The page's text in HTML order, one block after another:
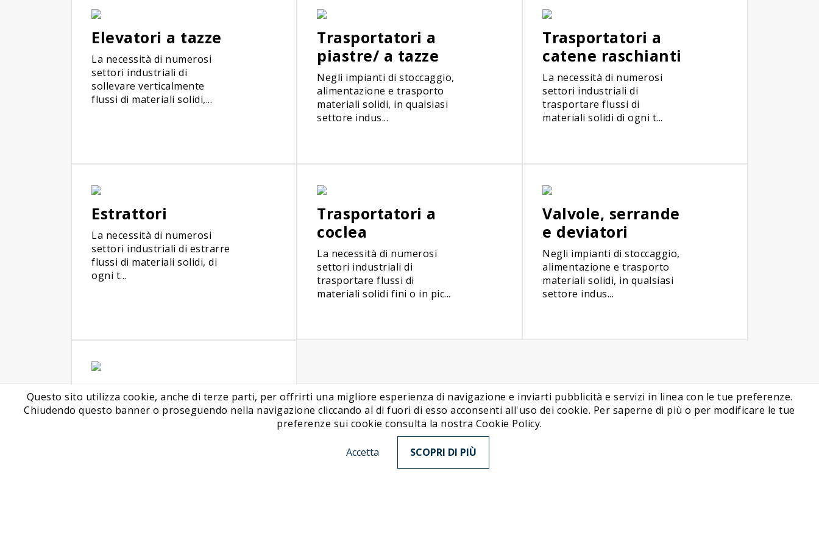
Elevatori a tazze
La necessità di numerosi
settori industriali di
sollevare verticalmente
flussi di materiali solidi,...
Trasportatori a
piastre/ a tazze
Negli impianti di stoccaggio,
alimentazione e trasporto
materiali solidi, in qualsiasi
settore indus...
Trasportatori a
catene raschianti
La necessità di numerosi
settori industriali di
trasportare flussi di
materiali solidi di ogni t...
Estrattori
La necessità di numerosi
settori industriali di estrarre
flussi di materiali solidi, di
ogni t...
Trasportatori a
coclea
La necessità di numerosi
settori industriali di
trasportare flussi di
materiali solidi fini o in pic...
Valvole, serrande
e deviatori
Negli impianti di stoccaggio,
alimentazione e trasporto
materiali solidi, in qualsiasi
settore indus...
Scaricatori
telescopici
Questo sito utilizza cookie, anche di terze parti, per offrirti una migliore esperienza di navigazione e inviarti pubblicità e servizi in linea con le tue preferenze.
Chiudendo questo banner o proseguendo nella navigazione cliccando al di fuori di esso acconsenti all'uso dei cookie. Per saperne di più o per modificare le tue
preferenze sui cookie consulta la nostra Cookie Policy.
Accetta SCOPRI DI PIÙ